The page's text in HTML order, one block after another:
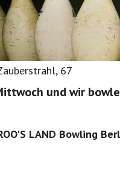
, 67
und wir
LAND Bowling